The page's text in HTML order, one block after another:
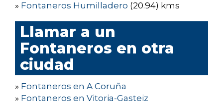
» Fontaneros Humilladero (20.94) kms
Llamar a un
Fontaneros en otra
ciudad
» Fontaneros en A Coruña
» Fontaneros en Vitoria-Gasteiz